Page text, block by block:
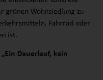
grünen Wohnsiedlung zu
Fahrrad oder
ist.
Dauerlauf, kein